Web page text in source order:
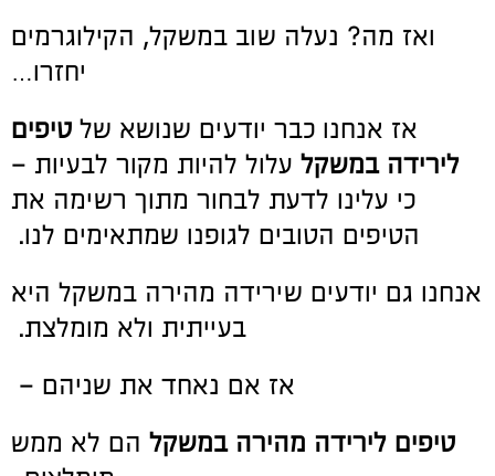
ואז מה? נעלה שוב במשקל, הקילוגרמים
יחזרו…
אז אנחנו כבר יודעים שנושא של טיפים
לירידה במשקל עלול להיות מקור לבעיות –
כי עלינו לדעת לבחור מתוך רשימה את
הטיפים הטובים לגופנו שמתאימים לנו.
אנחנו גם יודעים שירידה מהירה במשקל היא
בעייתית ולא מומלצת.
אז אם נאחד את שניהם –
טיפים לירידה מהירה במשקל הם לא ממש